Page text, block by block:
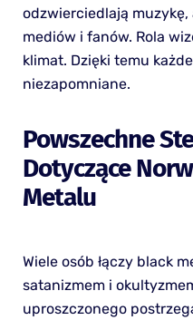
odzwierciedlają
mediów i fanów. Rola
klimat. Dzięki temu
niezapomniane.
Powszechne
Dotyczące
Metalu
Wiele osób łączy black
satanizmem i
uproszczonego